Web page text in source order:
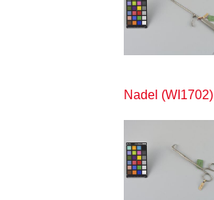
Nadel (WI1702)